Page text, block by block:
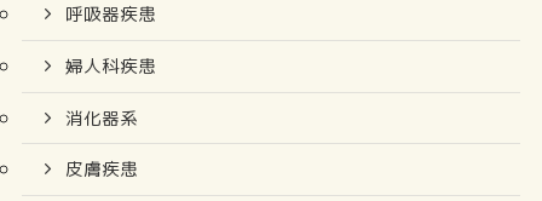
呼吸器疾患
婦人科疾患
消化器系
皮膚疾患